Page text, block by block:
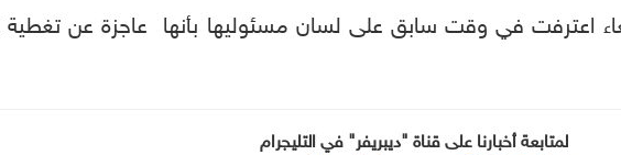
لمتابعة أخبارنا على قناة "ديبريفر" في التليجرام